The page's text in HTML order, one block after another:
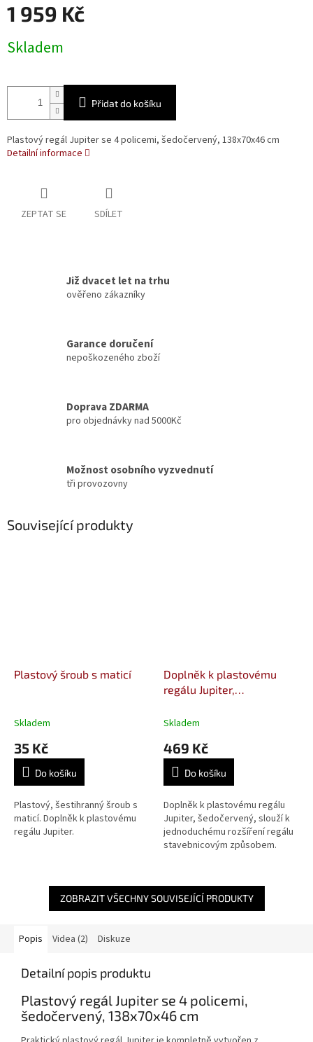
1 959 Kč
cena:
Skladem
Přidat do košíku
Plastový regál Jupiter se 4 policemi, šedočervený, 138x70x46 cm
Detailní informace
ZEPTAT SE SDÍLET
Již dvacet let na trhu
ověřeno zákazníky
Garance doručení
nepoškozeného zboží
Doprava ZDARMA
pro objednávky nad 5000Kč
Možnost osobního vyzvednutí
tři provozovny
Související produkty
Plastový šroub s maticí
Skladem
35 Kč
Do košíku
Plastový, šestihranný šroub s
maticí. Doplněk k plastovému
regálu Jupiter.
Doplněk k plastovému
regálu Jupiter,
cm
Skladem
469 Kč
Do košíku
Doplněk k plastovému regálu
Jupiter, šedočervený, slouží k
jednoduchému rozšíření regálu
stavebnicovým způsobem.
ZOBRAZIT VŠECHNY SOUVISEJÍCÍ PRODUKTY
Popis Videa (2) Diskuze
Detailní popis produktu
Plastový regál Jupiter se 4 policemi,
šedočervený, 138x70x46 cm